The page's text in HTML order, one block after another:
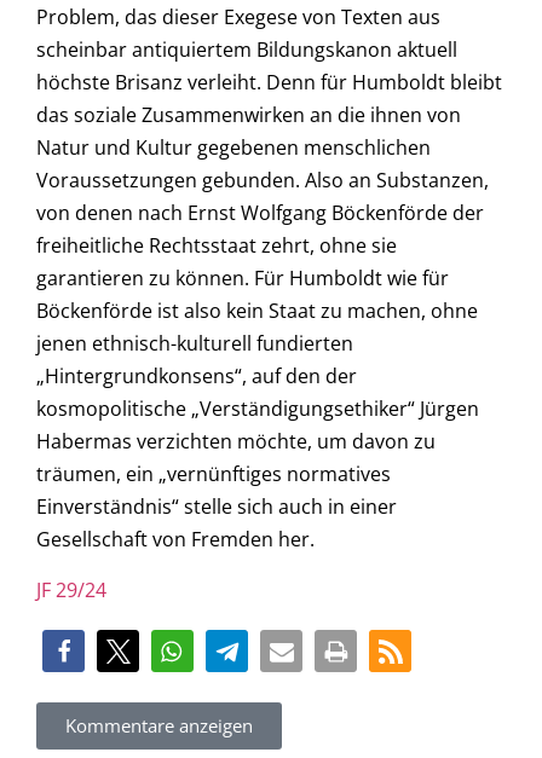
Problem, das dieser Exegese von Texten aus
scheinbar antiquiertem Bildungskanon aktuell
höchste Brisanz verleiht. Denn für Humboldt bleibt
das soziale Zusammenwirken an die ihnen von
Natur und Kultur gegebenen menschlichen
Voraussetzungen gebunden. Also an Substanzen,
von denen nach Ernst Wolfgang Böckenförde der
freiheitliche Rechtsstaat zehrt, ohne sie
garantieren zu können. Für Humboldt wie für
Böckenförde ist also kein Staat zu machen, ohne
jenen ethnisch-kulturell fundierten
„Hintergrundkonsens“, auf den der
kosmopolitische „Verständigungsethiker“ Jürgen
Habermas verzichten möchte, um davon zu
träumen, ein „vernünftiges normatives
Einverständnis“ stelle sich auch in einer
Gesellschaft von Fremden her.
JF 29/24
Kommentare anzeigen